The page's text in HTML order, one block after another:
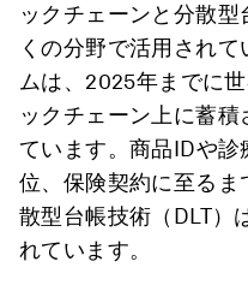
ックチェーンと分散
くの分野で活用され
ムは、2025年までに
ックチェーン上に蓄
ています。商品IDや
位、保険契約に至るま
散型台帳技術（DLT）
れています。